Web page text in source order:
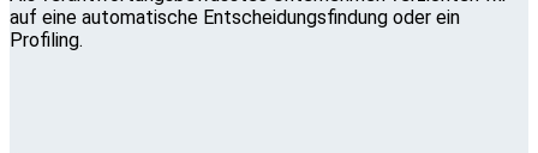
auf eine automatische Entscheidungsfindung oder ein
Profiling.